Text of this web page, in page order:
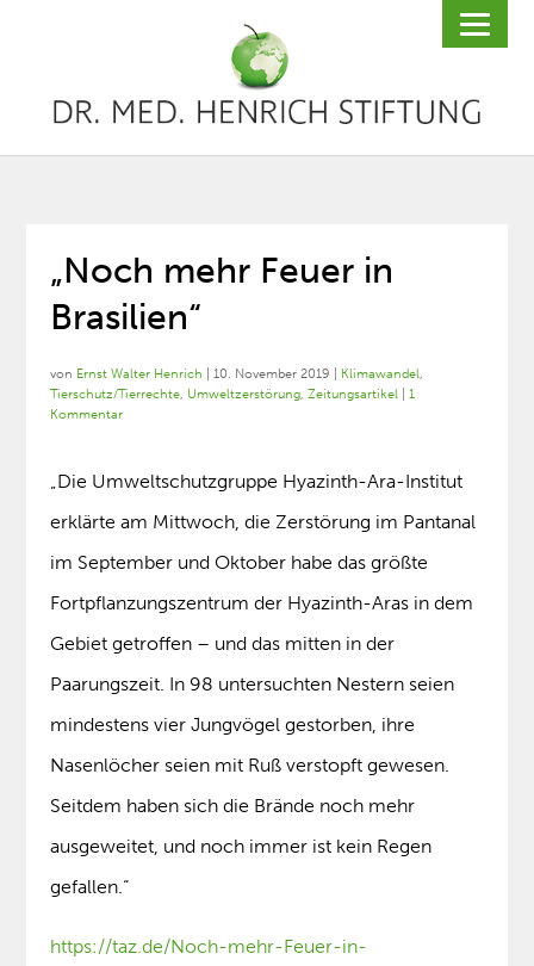
„Noch mehr Feuer in
Brasilien“
von Ernst Walter Henrich |10. November 2019 Klimawandel,
Tierschutz/Tierrechte, Umweltzerstörung,Zeitungsartikel |1
Kommentar
„Die Umweltschutzgruppe Hyazinth-Ara-Institut
erklärte am Mittwoch, die Zerstörung im Pantanal
im September und Oktober habe das größte
Fortpflanzungszentrum der Hyazinth-Aras in dem
Gebiet getroffen – und das mitten in der
Paarungszeit. In 98 untersuchten Nestern seien
mindestens vier Jungvögel gestorben, ihre
Nasenlöcher seien mit Ruß verstopft gewesen.
Seitdem haben sich die Brände noch mehr
ausgeweitet, und noch immer ist kein Regen
gefallen.“
https://taz.de/Noch-mehr-Feuer-in-